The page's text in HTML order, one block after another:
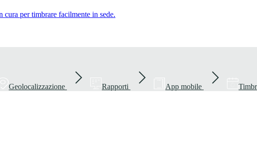
per timbrare facilmente in sede.
Geolocalizzazione Rapporti App mobile